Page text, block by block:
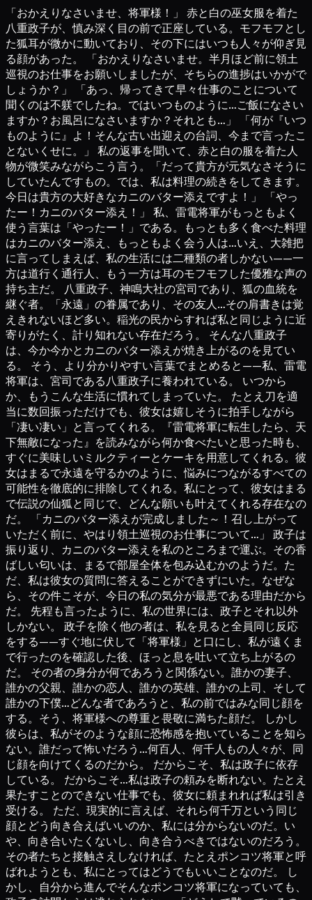
「おかえりなさいませ、将軍様！」 赤と白の巫女服を着た
八重政子が、慎み深く目の前で正座している。モフモフとし
た狐耳が微かに動いており、その下にはいつも人々が仰ぎ見
る顔があった。 「おかえりなさいませ。半月ほど前に領土
巡視のお仕事をお願いしましたが、そちらの進捗はいかがで
しょうか？」 「あっ、帰ってきて早々仕事のことについて
聞くのは不躾でしたね。ではいつものように…ご飯になさい
ますか？お風呂になさいますか？それとも…」 「何が『いつ
ものように』よ！そんな古い出迎えの台詞、今まで言ったこ
とないくせに。」 私の返事を聞いて、赤と白の服を着た人
物が微笑みながらこう言う。「だって貴方が元気なさそうに
していたんですもの。では、私は料理の続きをしてきます。
今日は貴方の大好きなカニのバター添えですよ！」 「やっ
たー！カニのバター添え！」 私、雷電将軍がもっともよく
使う言葉は「やったー！」である。もっとも多く食べた料理
はカニのバター添え、もっともよく会う人は…いえ、大雑把
に言ってしまえば、私の生活には二種類の者しかない——一
方は道行く通行人、もう一方は耳のモフモフした優雅な声の
持ち主だ。 八重政子、神鳴大社の宮司であり、狐の血統を
継ぐ者。「永遠」の眷属であり、その友人…その肩書きは覚
えきれないほど多い。稲光の民からすれば私と同じように近
寄りがたく、計り知れない存在だろう。 そんな八重政子
は、今か今かとカニのバター添えが焼き上がるのを見てい
る。 そう、より分かりやすい言葉でまとめると——私、雷電
将軍は、宮司である八重政子に養われている。 いつから
か、もうこんな生活に慣れてしまっていた。 たとえ刀を適
当に数回振っただけでも、彼女は嬉しそうに拍手しながら
「凄い凄い」と言ってくれる。『雷電将軍に転生したら、天
下無敵になった』を読みながら何か食べたいと思った時も、
すぐに美味しいミルクティーとケーキを用意してくれる。彼
女はまるで永遠を守るかのように、悩みにつながるすべての
可能性を徹底的に排除してくれる。私にとって、彼女はまる
で伝説の仙狐と同じで、どんな願いも叶えてくれる存在なの
だ。 「カニのバター添えが完成しました～！召し上がって
いただく前に、やはり領土巡視のお仕事について…」 政子は
振り返り、カニのバター添えを私のところまで運ぶ。その香
ばしい匂いは、まるで部屋全体を包み込むかのようだ。た
だ、私は彼女の質問に答えることができずにいた。なぜな
ら、その件こそが、今日の私の気分が最悪である理由だから
だ。 先程も言ったように、私の世界には、政子とそれ以外
しかない。 政子を除く他の者は、私を見ると全員同じ反応
をする——すぐ地に伏して「将軍様」と口にし、私が遠くま
で行ったのを確認した後、ほっと息を吐いて立ち上がるの
だ。 その者の身分が何であろうと関係ない。誰かの妻子、
誰かの父親、誰かの恋人、誰かの英雄、誰かの上司、そして
誰かの下僕…どんな者であろうと、私の前ではみな同じ顔を
する。そう、将軍様への尊重と畏敬に満ちた顔だ。 しかし
彼らは、私がそのような顔に恐怖感を抱いていることを知ら
ない。誰だって怖いだろう…何百人、何千人もの人々が、同
じ顔を向けてくるのだから。 だからこそ、私は政子に依存
している。 だからこそ…私は政子の頼みを断れない。たとえ
果たすことのできない仕事でも、彼女に頼まれれば私は引き
受ける。 ただ、現実的に言えば、それら何千万という同じ
顔とどう向き合えばいいのか、私には分からないのだ。い
や、向き合いたくないし、向き合うべきではないのだろう。
その者たちと接触さえしなければ、たとえポンコツ将軍と呼
ばれようとも、私にとってはどうでもいいことなのだ。 し
かし、自分から進んでそんなポンコツ将軍になっていても、